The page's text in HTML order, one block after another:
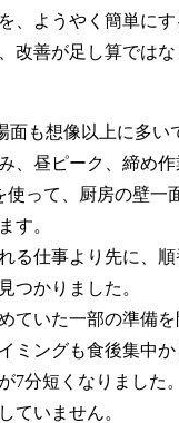
、ようやく簡単にす
改善が足し算では
も想像以上に多い
、昼ピーク、締め
使って、厨房の壁一
す。
る仕事より先に、
つかりました。
ていた一部の準備
ミングも食後集中
7分短くなりました。
ていません。